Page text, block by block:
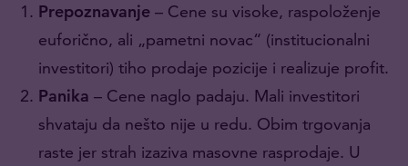
Prepoznavanje – Cene su visoke, raspoloženje
euforično, ali „pametni novac“ (institucionalni
investitori) tiho prodaje pozicije i realizuje profit.
Panika – Cene naglo padaju. Mali investitori
shvataju da nešto nije u redu. Obim trgovanja
raste jer strah izaziva masovne rasprodaje. U